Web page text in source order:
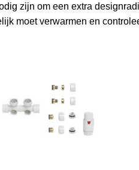
zijn om een extra
moet verwarmen en